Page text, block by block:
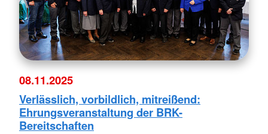
08.11.2025
Verlässlich, vorbildlich, mitreißend:
Ehrungsveranstaltung der BRK-
Bereitschaften